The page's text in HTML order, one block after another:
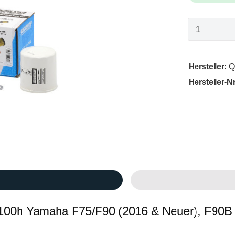
Hersteller:
Hersteller-
Yamaha F75/F90 (2016 & Neuer),